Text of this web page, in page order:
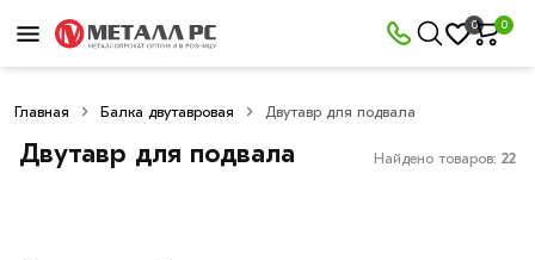
0 0
Главная Балка двутавровая Двутавр для подвала
Двутавр для подвала Найдено товаров: 22
Фильтры
×
Со
скидкой